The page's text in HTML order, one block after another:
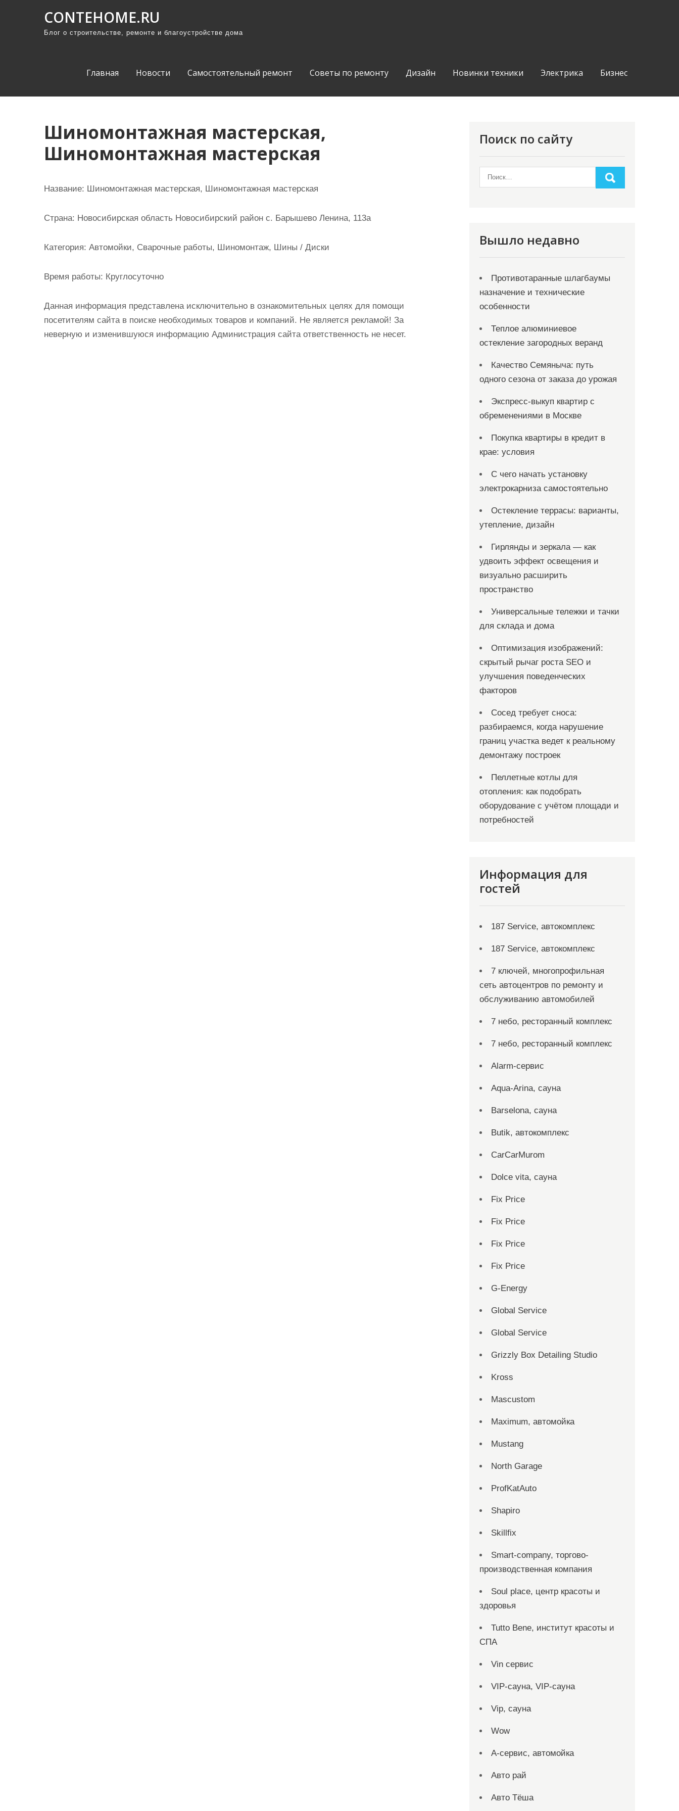
CONTEHOME.RU
Блог о строительстве, ремонте и благоустройстве дома
Главная Новости Самостоятельный ремонт Советы по ремонту Дизайн Новинки техники Электрика Бизнес
Шиномонтажная мастерская,
Шиномонтажная мастерская
Название: Шиномонтажная мастерская, Шиномонтажная мастерская
Страна: Новосибирская область Новосибирский район с. Барышево Ленина, 113а
Категория: Автомойки, Сварочные работы, Шиномонтаж, Шины / Диски
Время работы: Круглосуточно
Данная информация представлена исключительно в ознакомительных целях для помощи
посетителям сайта в поиске необходимых товаров и компаний. Не является рекламой! За
неверную и изменившуюся информацию Администрация сайта ответственность не несет.
Поиск по сайту
Вышло недавно
Противотаранные шлагбаумы
назначение и технические
особенности
Теплое алюминиевое
остекление загородных веранд
Качество Семяныча: путь
одного сезона от заказа до урожая
Экспресс-выкуп квартир с
обременениями в Москве
Покупка квартиры в кредит в
крае: условия
С чего начать установку
электрокарниза самостоятельно
Остекление террасы: варианты,
утепление, дизайн
Гирлянды и зеркала — как
удвоить эффект освещения и
визуально расширить
пространство
Универсальные тележки и тачки
для склада и дома
Оптимизация изображений:
скрытый рычаг роста SEO и
улучшения поведенческих
факторов
Сосед требует сноса:
разбираемся, когда нарушение
границ участка ведет к реальному
демонтажу построек
Пеллетные котлы для
отопления: как подобрать
оборудование с учётом площади и
потребностей
Информация для
гостей
187 Service, автокомплекс
187 Service, автокомплекс
7 ключей, многопрофильная
сеть автоцентров по ремонту и
обслуживанию автомобилей
7 небо, ресторанный комплекс
7 небо, ресторанный комплекс
Alarm-сервис
Aqua-Arina, сауна
Barselona, сауна
Butik, автокомплекс
CarCarMurom
Dolce vita, сауна
Fix Price
Fix Price
Fix Price
Fix Price
G-Energy
Global Service
Global Service
Grizzly Box Detailing Studio
Kross
Mascustom
Maximum, автомойка
Mustang
North Garage
ProfKatAuto
Shapiro
Skillfix
Smart-company, торгово-
производственная компания
Soul place, центр красоты и
здоровья
Tutto Bene, институт красоты и
СПА
Vin сервис
VIP-сауна, VIP-сауна
Vip, сауна
Wow
А-сервис, автомойка
Авто рай
Авто Тёша